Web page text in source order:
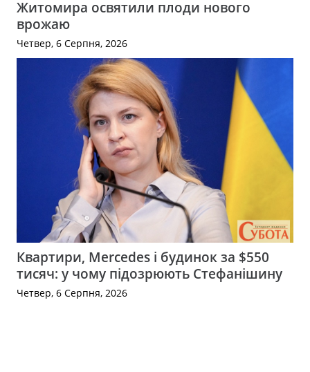
Житомира освятили плоди нового
врожаю
Четвер, 6 Серпня, 2026
Квартири, Mercedes і будинок за $550
тисяч: у чому підозрюють Стефанішину
Четвер, 6 Серпня, 2026